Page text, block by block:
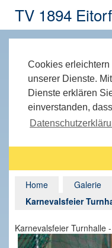
TV 1894
Cookies
unserer Dienste.
Dienste erklären
einverstanden,
Home Galerie
Karnevalsfeier
Karnevalsfeier Turnhalle